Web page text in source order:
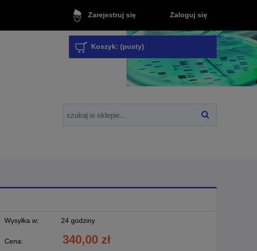
Zarejestruj się Zaloguj się
Koszyk: (pusty)
Wysyłka w: 24 godziny
Cena: 340,00 zł